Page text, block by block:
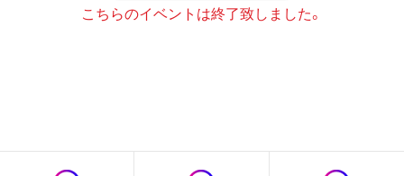
こちらのイベントは終了致しました。